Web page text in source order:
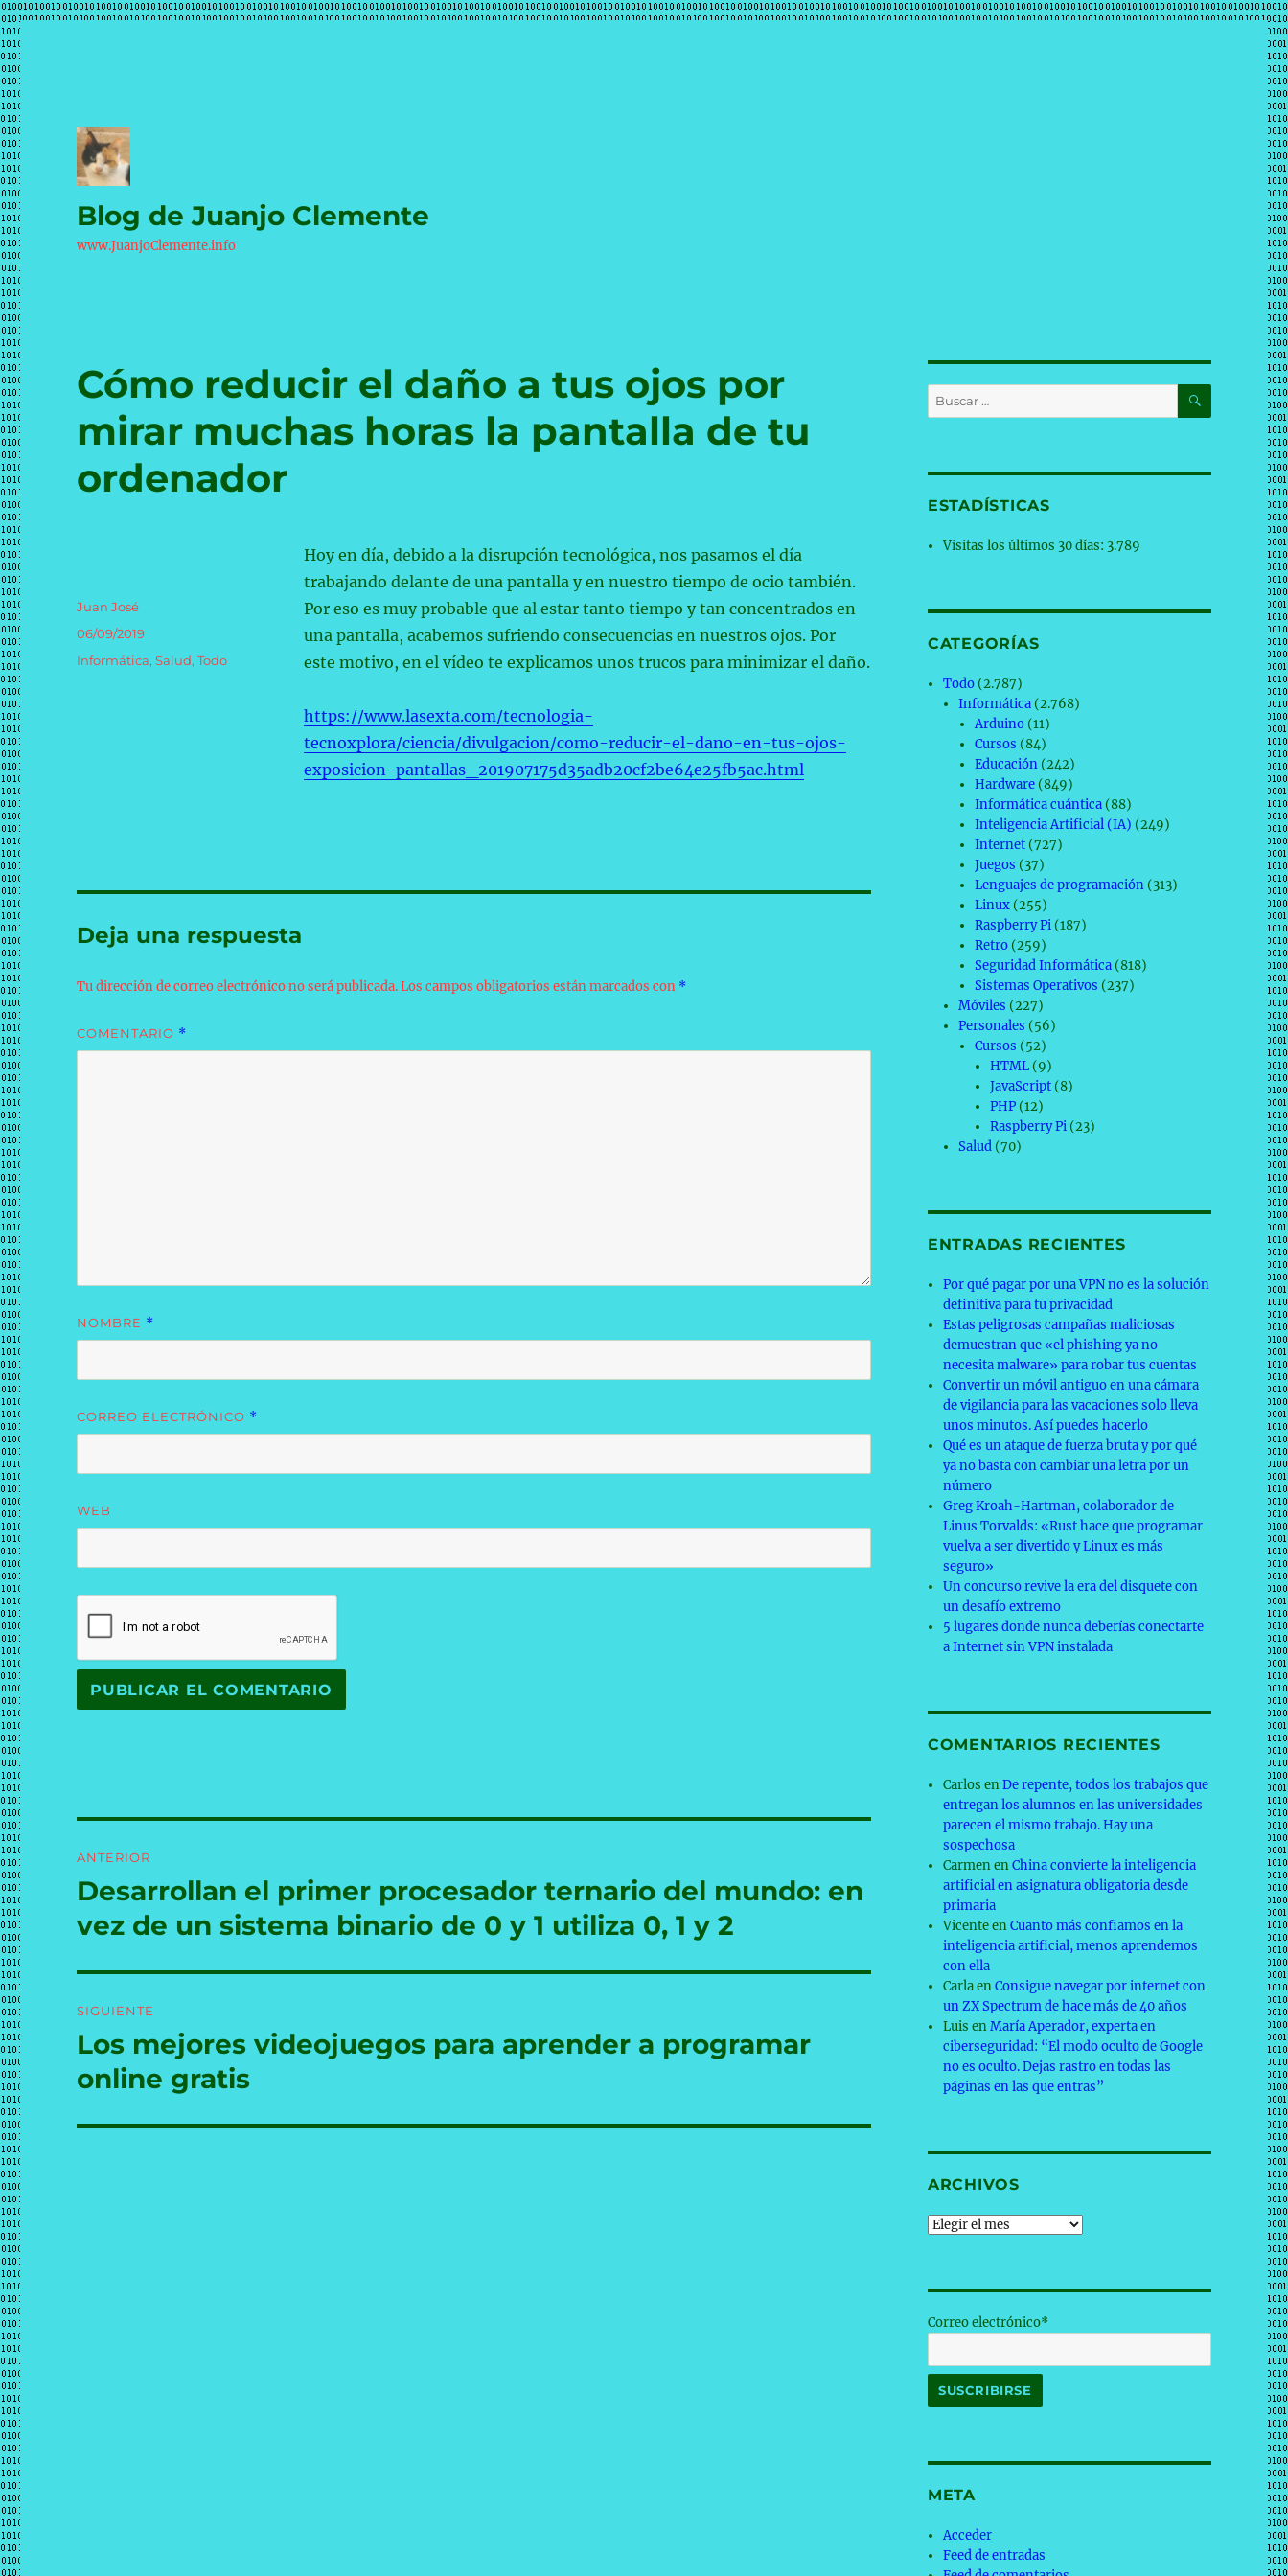
Blog de Juanjo Clemente
www.JuanjoClemente.info
Cómo reducir el daño a tus ojos por
mirar muchas horas la pantalla de tu
ordenador
Hoy en día, debido a la disrupción tecnológica, nos pasamos el día
trabajando delante de una pantalla y en nuestro tiempo de ocio también.
Por eso es muy probable que al estar tanto tiempo y tan concentrados en
una pantalla, acabemos sufriendo consecuencias en nuestros ojos. Por
este motivo, en el vídeo te explicamos unos trucos para minimizar el daño.
https://www.lasexta.com/tecnologia-
tecnoxplora/ciencia/divulgacion/como-reducir-el-dano-en-tus-ojos-
exposicion-pantallas_201907175d35adb20cf2be64e25fb5ac.html
Autor
Juan José
Publicado
06/09/2019
Categorías
Informática,Salud,Todo
Deja una respuesta
Tu dirección de correo electrónico no será publicada.Los campos obligatorios están marcados con *
COMENTARIO *
NOMBRE *
CORREO ELECTRÓNICO *
WEB
de
entradas
ANTERIOR
Entrada
Desarrollan el primer procesador ternario del mundo: en
vez de un sistema binario de 0 y 1 utiliza 0, 1 y 2
SIGUIENTE
Entrada
siguiente:
Los mejores videojuegos para aprender a programar
online gratis
Buscar
por:
BUSCAR
ESTADÍSTICAS
Visitas los últimos 30 días: 3.789
CATEGORÍAS
Todo (2.787)
Informática (2.768)
Arduino(11)
Cursos (84)
Educación(242)
Hardware(849)
Informática cuántica(88)
Inteligencia Artificial (IA) (249)
Internet(727)
Juegos (37)
Lenguajes de programación(313)
Linux(255)
Raspberry Pi(187)
Retro(259)
Seguridad Informática(818)
Sistemas Operativos (237)
Móviles (227)
Personales (56)
Cursos (52)
HTML(9)
JavaScript(8)
PHP(12)
Raspberry Pi(23)
Salud (70)
ENTRADAS RECIENTES
Por qué pagar por una VPN no es la solución
definitiva para tu privacidad
Estas peligrosas campañas maliciosas
demuestran que «el phishing ya no
necesita malware» para robar tus cuentas
Convertir un móvil antiguo en una cámara
de vigilancia para las vacaciones solo lleva
unos minutos. Así puedes hacerlo
Qué es un ataque de fuerza bruta y por qué
ya no basta con cambiar una letra por un
número
Greg Kroah-Hartman, colaborador de
Linus Torvalds: «Rust hace que programar
vuelva a ser divertido y Linux es más
seguro»
Un concurso revive la era del disquete con
un desafío extremo
5 lugares donde nunca deberías conectarte
a Internet sin VPN instalada
COMENTARIOS RECIENTES
Carlos enDe repente, todos los trabajos que
entregan los alumnos en las universidades
parecen el mismo trabajo. Hay una
sospechosa
CarmenenChina convierte la inteligencia
artificial en asignatura obligatoria desde
primaria
VicenteenCuanto más confiamos en la
inteligencia artificial, menos aprendemos
con ella
CarlaenConsigue navegar por internet con
un ZX Spectrum de hace más de 40 años
Luis enMaría Aperador, experta en
ciberseguridad: “El modo oculto de Google
no es oculto. Dejas rastro en todas las
páginas en las que entras”
ARCHIVOS
Archivos
Correo electrónico*
META
Acceder
Feed de entradas